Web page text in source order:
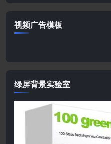
视频广告模板
绿屏背景实验室